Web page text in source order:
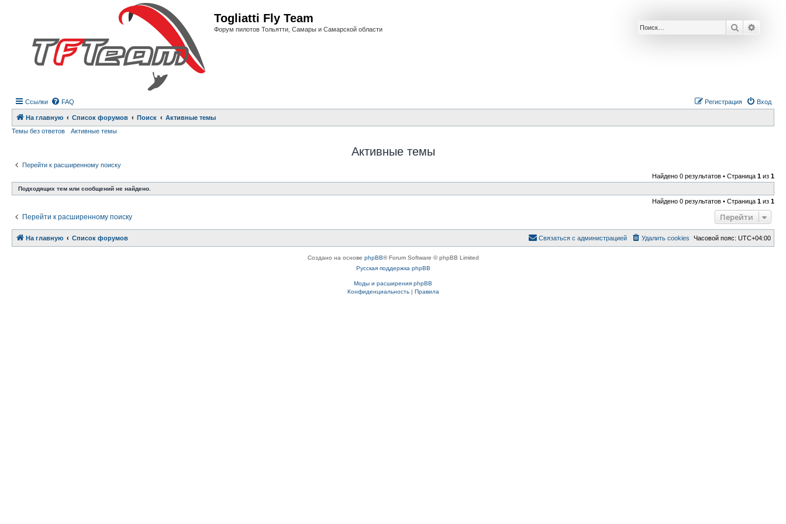
Togliatti Fly Team
Форум пилотов Тольятти, Самары и Самарской области Поиск
Ссылки FAQ Вход
Регистрация
На главную Список форумов Поиск
Активные темы
Темы без ответов
Активные темы
Активные темы
Перейти к расширенному поиску
Найдено 0 результатов • Страница 1 из 1
Подходящих тем или сообщений не найдено.
Найдено 0 результатов • Страница 1 из 1
Перейти к расширенному поиску Перейти
На главную Список форумов Часовой пояс: UTC+04:00
Удалить cookies
Связаться с
Связаться с администрацией
Создано на основе phpBB® Forum Software © phpBB Limited
Русская поддержка phpBB
Моды и расширения phpBB
Конфиденциальность| Правила